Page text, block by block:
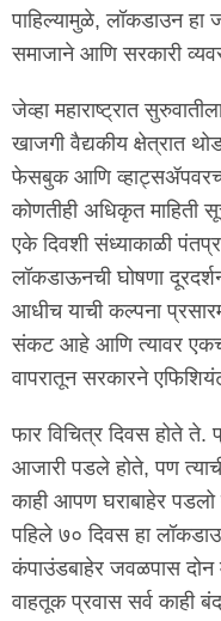
पाहिल्यामुळे, लॉकडाउन
समाजाने आणि सरकारी
जेव्हा महाराष्ट्रात
खाजगी वैद्यकीय क्षेत्रात
फेसबुक आणि
कोणतीही अधिकृत माहिती
एके दिवशी संध्याकाळी
लॉकडाऊनची घोषणा
आधीच याची कल्पना
संकट आहे आणि त्यावर एकच
वापरातून सरकारने
फार विचित्र दिवस होते ते.
आजारी पडले होते, पण
काही आपण घराबाहेर पडलो
पहिले ७० दिवस हा
कंपाउंडबाहेर जवळपास दोन
वाहतूक प्रवास सर्व काही